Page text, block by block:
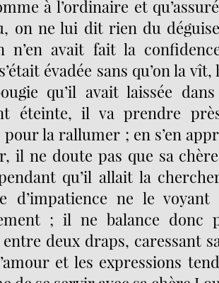
à l’ordinaire et
on ne lui dit rien du
n’en avait fait la
évadée sans qu’on la
qu’il avait laissée
éteinte, il va prendre
la rallumer ; en s’en
il ne doute pas que sa
qu’il allait la
d’impatience ne le
; il ne balance donc
deux draps, caressant
et les expressions